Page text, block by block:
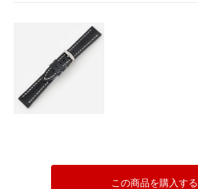
この商品を購入する